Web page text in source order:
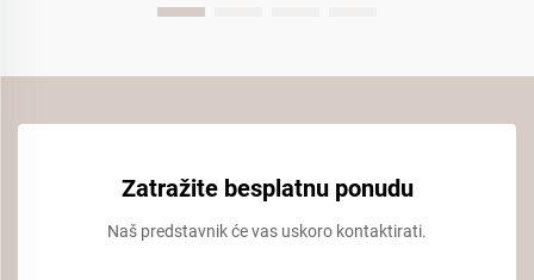
Zatražite besplatnu ponudu
Naš predstavnik će vas uskoro kontaktirati.